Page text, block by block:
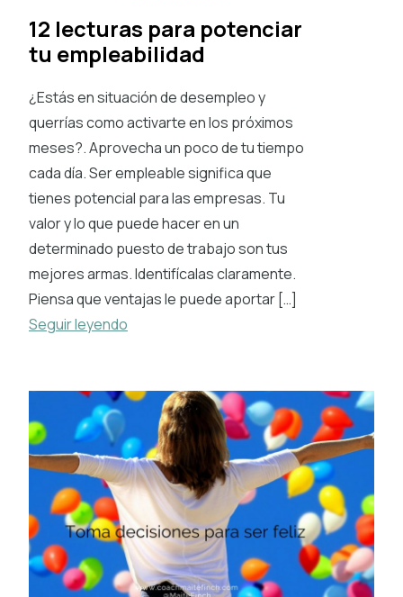
12 lecturas para potenciar
tu empleabilidad
¿Estás en situación de desempleo y
querrías como activarte en los próximos
meses?. Aprovecha un poco de tu tiempo
cada día. Ser empleable significa que
tienes potencial para las empresas. Tu
valor y lo que puede hacer en un
determinado puesto de trabajo son tus
mejores armas. Identifícalas claramente.
Piensa que ventajas le puede aportar […]
Seguir leyendo